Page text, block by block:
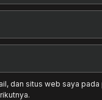
dan situs web saya pada